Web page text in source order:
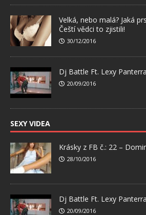
Velká, nebo malá? Jaká
Čeští vědci to zjistili!
30/12/2016
Dj Battle Ft. Lexy
20/09/2016
SEXY VIDEA
Krásky z FB č.: 22 –
28/10/2016
Dj Battle Ft. Lexy
20/09/2016